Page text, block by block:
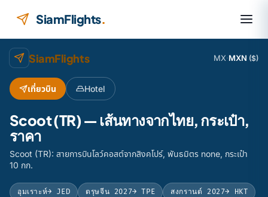
SiamFlights.
SiamFlights MX·MXN ($)
เที่ยวบิน Hotel
Scoot (TR) — เส้นทางจากไทย, กระเป๋า,
ราคา
Scoot (TR): สายการบินโลว์คอสต์จากสิงคโปร์, พันธมิตร none, กระเป๋า
10 กก.
อุมเราะห์→ JED ตรุษจีน 2027→ TPE สงกรานต์ 2027→ HKT